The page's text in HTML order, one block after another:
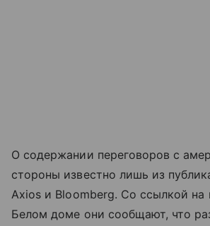
О содержании переговоров с
стороны известно лишь из
Axios и Bloomberg. Со ссылкой на
Белом доме они сообщают, что